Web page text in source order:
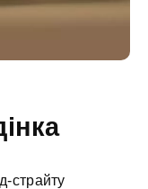
страйту